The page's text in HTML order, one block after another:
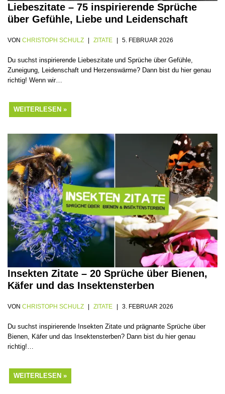
VON CHRISTOPH SCHULZ ZITATE 5. FEBRUAR 2026
Zuneigung, Leidenschaft und Herzenswärme? Dann bist du hier genau
WEITERLESEN »
Insekten Zitate – 20 Sprüche über Bienen,
Käfer und das Insektensterben
VONCHRISTOPH SCHULZ ZITATE 3. FEBRUAR 2026
Bienen, Käfer und das Insektensterben? Dann bist du hier genau
WEITERLESEN »